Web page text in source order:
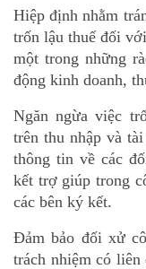
Hiệp định nhằm
trốn lậu thuế đối
một trong những
động kinh doanh,
Ngăn ngừa việc
trên thu nhập và
thông tin về các
kết trợ giúp trong
các bên ký kết.
Đảm bảo đối xử
trách nhiệm có